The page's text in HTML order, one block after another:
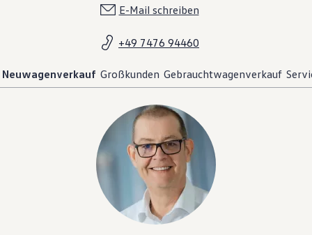
E-Mail schreiben
+49 7476 94460
Neuwagenverkauf Großkunden Gebrauchtwagenverkauf